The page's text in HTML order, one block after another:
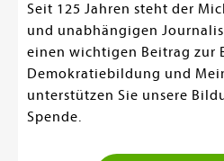
Seit 125 Jahren steht der
und unabhängigen
einen wichtigen Beitrag zur
Demokratiebildung und
unterstützen Sie unsere
Spende.